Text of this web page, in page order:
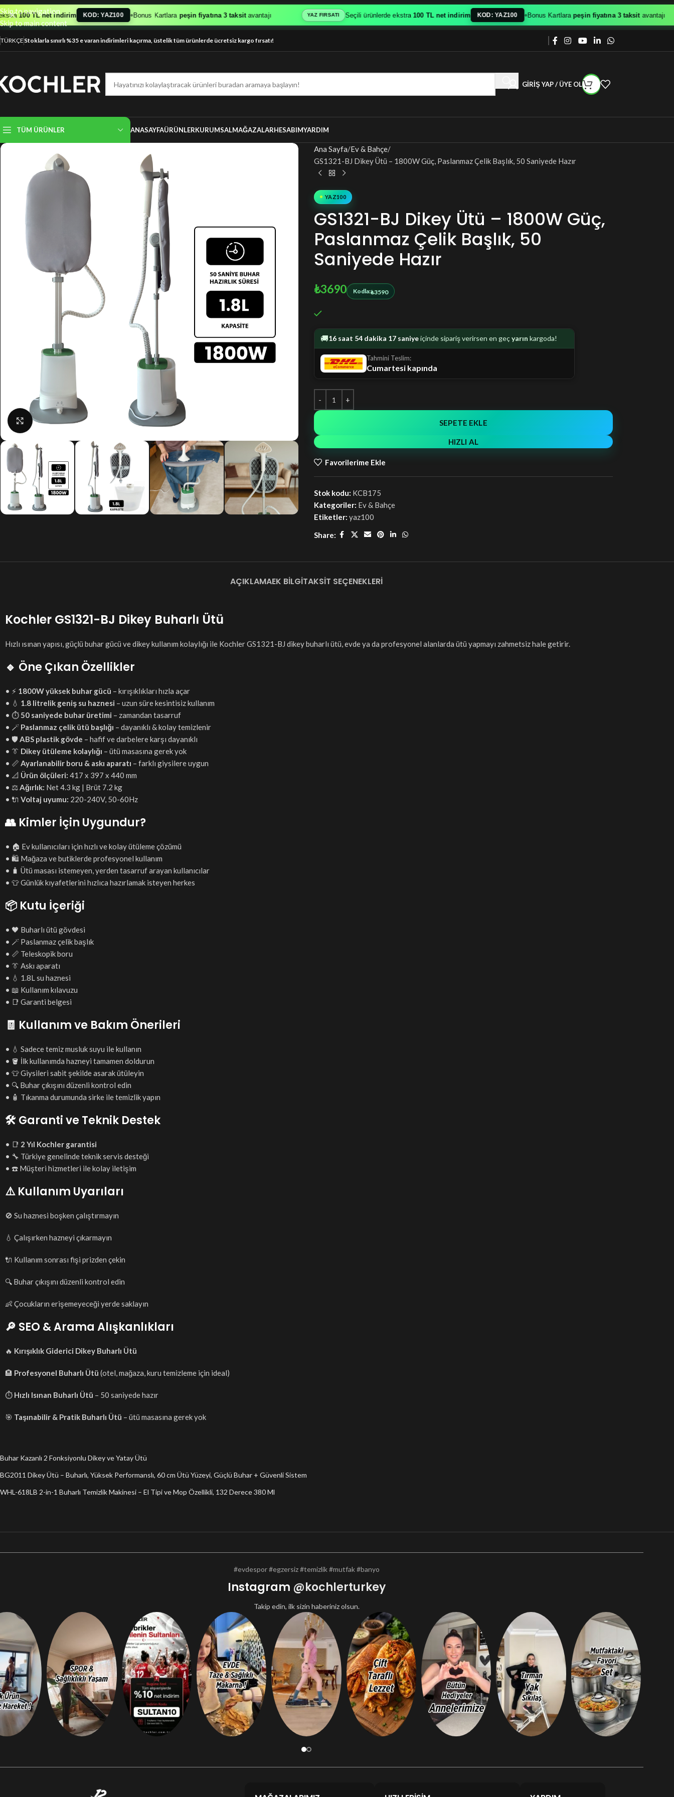
Skip to navigation
Skip to main content
TÜRKÇE Stoklarla sınırlı %35 e varan indirimleri kaçırma, üstelik tüm ürünlerde ücretsiz kargo fırsatı!
GIRIŞ YAP / ÜYE OL
TÜM ÜRÜNLER ANASAYFAÜRÜNLERKURUMSALMAĞAZALARHESABIMYARDIM
Click to enlarge
Ana Sayfa Ev & Bahçe
GS1321-BJ Dikey Ütü – 1800W Güç, Paslanmaz Çelik Başlık, 50 Saniyede Hazır
YAZ100
GS1321-BJ Dikey Ütü – 1800W Güç,
Paslanmaz Çelik Başlık, 50
Saniyede Hazır
₺3690 Kodla:₺3590
🚚16 saat 54 dakika 16 saniyeiçinde sipariş verirsen en geçyarın kargoda!
Tahmini Teslim:
Cumartesi kapında
SEPETE EKLE
HIZLI AL
Favorilerime Ekle
Stok kodu: KCB175
Kategoriler: Ev & Bahçe
Etiketler: yaz100
Share:
AÇIKLAMAEK BILGITAKSIT SEÇENEKLERI
Kochler GS1321-BJ Dikey Buharlı Ütü
Hızlı ısınan yapısı, güçlü buhar gücü ve dikey kullanım kolaylığı ile Kochler GS1321-BJ dikey buharlı ütü, evde ya da profesyonel alanlarda ütü yapmayı zahmetsiz hale getirir.
🔹 Öne Çıkan Özellikler
• ⚡ 1800W yüksek buhar gücü – kırışıklıkları hızla açar
• 💧 1.8 litrelik geniş su haznesi – uzun süre kesintisiz kullanım
• ⏱️50 saniyede buhar üretimi – zamandan tasarruf
• 🪄 Paslanmaz çelik ütü başlığı – dayanıklı & kolay temizlenir
• 🛡️ ABS plastik gövde – hafif ve darbelere karşı dayanıklı
• 👔 Dikey ütüleme kolaylığı – ütü masasına gerek yok
• 📏 Ayarlanabilir boru & askı aparatı – farklı giysilere uygun
• 📐 Ürün ölçüleri: 417 x 397 x 440 mm
• ⚖️Ağırlık: Net 4.3 kg | Brüt 7.2 kg
• 🔌 Voltaj uyumu: 220-240V, 50-60Hz
👥 Kimler İçin Uygundur?
• 🏠 Ev kullanıcıları için hızlı ve kolay ütüleme çözümü
• 🛍️ Mağaza ve butiklerde profesyonel kullanım
• 🧳 Ütü masası istemeyen, yerden tasarruf arayan kullanıcılar
• 👕 Günlük kıyafetlerini hızlıca hazırlamak isteyen herkes
📦 Kutu İçeriği
• 🖤 Buharlı ütü gövdesi
• 🪄 Paslanmaz çelik başlık
• 📏 Teleskopik boru
• 👔 Askı aparatı
• 💧 1.8L su haznesi
• 📖 Kullanım kılavuzu
• 📑 Garanti belgesi
🧾 Kullanım ve Bakım Önerileri
• 💧 Sadece temiz musluk suyu ile kullanın
• 🪣 İlk kullanımda hazneyi tamamen doldurun
• 👕 Giysileri sabit şekilde asarak ütüleyin
• 🔍 Buhar çıkışını düzenli kontrol edin
• 🧴 Tıkanma durumunda sirke ile temizlik yapın
🛠️ Garanti ve Teknik Destek
• 📑 2 Yıl Kochler garantisi
• 🔧 Türkiye genelinde teknik servis desteği
• ☎️ Müşteri hizmetleri ile kolay iletişim
⚠️ Kullanım Uyarıları
🚫 Su haznesi boşken çalıştırmayın
💧 Çalışırken hazneyi çıkarmayın
🔌 Kullanım sonrası fişi prizden çekin
🔍 Buhar çıkışını düzenli kontrol edin
👶 Çocukların erişemeyeceği yerde saklayın
🔎 SEO & Arama Alışkanlıkları
🔥 Kırışıklık Giderici Dikey Buharlı Ütü
🏨 Profesyonel Buharlı Ütü (otel, mağaza, kuru temizleme için ideal)
⏱️ Hızlı Isınan Buharlı Ütü – 50 saniyede hazır
🎯 Taşınabilir & Pratik Buharlı Ütü – ütü masasına gerek yok
Buhar Kazanlı 2 Fonksiyonlu Dikey ve Yatay Ütü
BG2011 Dikey Ütü – Buharlı, Yüksek Performanslı, 60 cm Ütü Yüzeyi, Güçlü Buhar + Güvenli Sistem
WHL-618LB 2-in-1 Buharlı Temizlik Makinesi – El Tipi ve Mop Özellikli, 132 Derece 380 Ml
#evdespor #egzersiz #temizlik #mutfak #banyo
Instagram @kochlerturkey
Takip edin, ilk sizin haberiniz olsun.
100 TL net indirim KOD: YAZ100 •Bonus Kartlarapeşin fiyatına 3 taksitavantajı YAZ FIRSATI Seçili ürünlerde ekstra100 TL net indirim KOD: YAZ100 •Bonus Kartlarapeşin fiyatına 3 taksitavantajı